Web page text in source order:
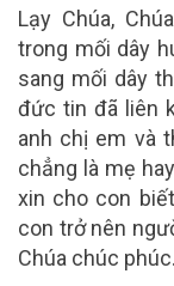
Lạy Chúa,
trong mối dây
sang mối dây
đức tin đã liên
anh chị em và
chẳng là mẹ
xin cho con
con trở nên
Chúa chúc